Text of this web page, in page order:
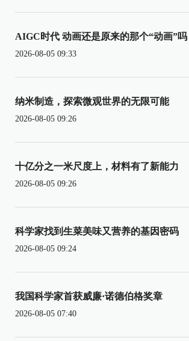
AIGC时代 动画还是原来的那个“动画”吗
2026-08-05 09:33
纳米制造，探索微观世界的无限可能
2026-08-05 09:26
十亿分之一米尺度上，材料有了新能力
2026-08-05 09:26
科学家找到生菜美味又营养的基因密码
2026-08-05 09:24
我国科学家首获威廉·诺德伯格奖章
2026-08-05 07:40